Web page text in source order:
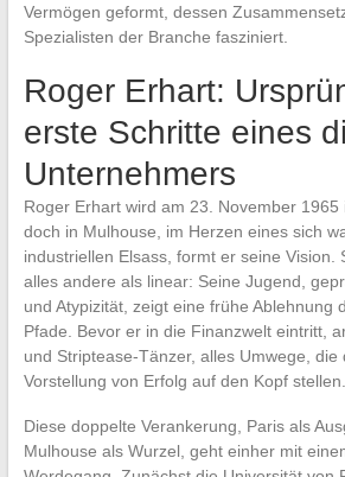
Vermögen geformt, dessen
Spezialisten der Branche fasziniert.
Roger Erhart:
erste Schritte eines
Unternehmers
Roger Erhart wird am 23. November 1965
doch in Mulhouse, im Herzen eines sich
industriellen Elsass, formt er seine Vision.
alles andere als linear: Seine Jugend,
und Atypizität, zeigt eine frühe Ablehnung
Pfade. Bevor er in die Finanzwelt eintritt,
und Striptease-Tänzer, alles Umwege, die
Vorstellung von Erfolg auf den Kopf stellen.
Diese doppelte Verankerung, Paris als
Mulhouse als Wurzel, geht einher mit